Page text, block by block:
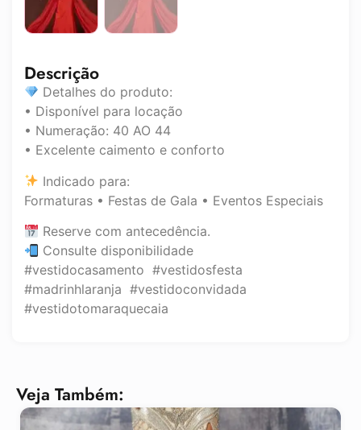
Descrição
Detalhes do produto:
• Disponível para locação
• Numeração: 40 AO 44
• Excelente caimento e conforto
Indicado para:
Formaturas • Festas de Gala • Eventos Especiais
Reserve com antecedência.
Consulte disponibilidade
#vestidocasamento #vestidosfesta
#madrinhlaranja #vestidoconvidada
#vestidotomaraquecaia
Veja Também: